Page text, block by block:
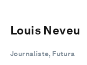
Louis Neveu
Journaliste, Futura